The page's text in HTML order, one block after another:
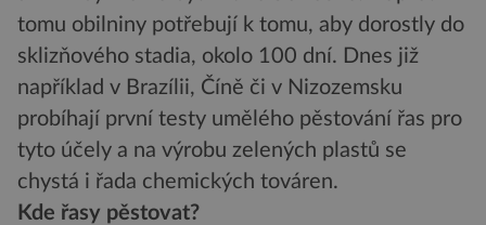
tomu obilniny potřebují k tomu, aby dorostly do
sklizňového stadia, okolo 100 dní. Dnes již
například v Brazílii, Číně či v Nizozemsku
probíhají první testy umělého pěstování řas pro
tyto účely a na výrobu zelených plastů se
chystá i řada chemických továren.
Kde řasy pěstovat?